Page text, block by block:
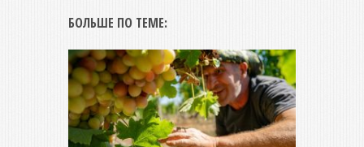
БОЛЬШЕ ПО ТЕМЕ: